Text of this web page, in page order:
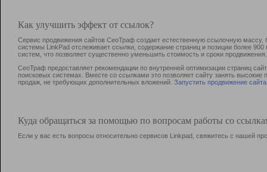
Как улучшить эффект от ссылок?
Сервис продвижения сайтов СеоТраф создает естественную ссылочную
системы LinkPad отслеживает ссылки, содержание страниц и позиции более
систем, что позволяет существенно уменьшить стоимость и сроки продвижения.
СеоТраф предоставляет рекомендации по внутренней оптимизации страниц
поисковых системах. Вместе со ссылками это позволяет сайту занять
продаж, не требующих дополнительных вложений. Запустить продвижение сайта
Куда обращаться за помощью по вопросам работы со
Если у вас есть вопросы относительно сервисов Linkpad, свяжитесь с нашей